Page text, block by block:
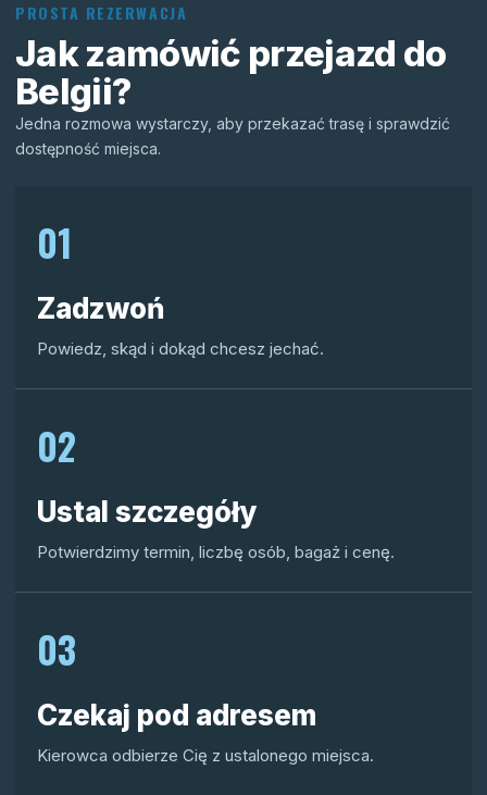
PROSTA REZERWACJA
Jak zamówić przejazd do
Belgii?
Jedna rozmowa wystarczy, aby przekazać trasę i sprawdzić
dostępność miejsca.
01
Zadzwoń
Powiedz, skąd i dokąd chcesz jechać.
02
Ustal szczegóły
Potwierdzimy termin, liczbę osób, bagaż i cenę.
03
Czekaj pod adresem
Kierowca odbierze Cię z ustalonego miejsca.